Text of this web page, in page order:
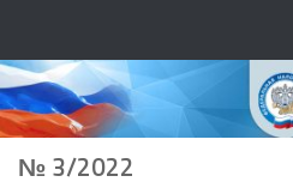
№ 3/2022